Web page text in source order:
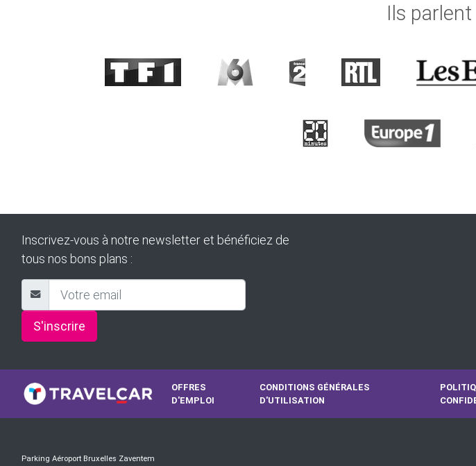
Ils
Inscrivez-vous à notre newsletter et bénéficiez de
tous nos bons plans :
S'inscrire
OFFRES
D'EMPLOI
CONDITIONS GÉNÉRALES
D'UTILISATION
Parking Aéroport Bruxelles Zaventem